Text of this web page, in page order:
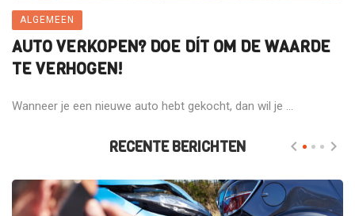
ALGEMEEN
AUTO VERKOPEN? DOE DÍT OM DE WAARDE
TE VERHOGEN!
Wanneer je een nieuwe auto hebt gekocht, dan wil je ...
RECENTE BERICHTEN